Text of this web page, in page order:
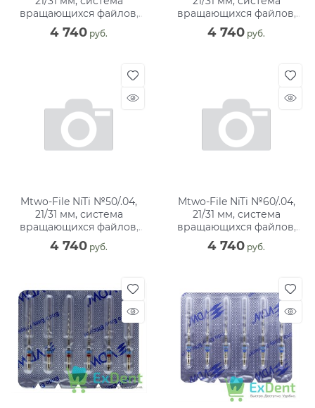
вращающихся файлов,
блистер (6 шт)
4 740 руб.
вращающихся файлов,
блистер (6 шт)
4 740 руб.
Mtwo-File NiTi №50/.04,
21/31 мм, система
вращающихся файлов,
блистер (6 шт)
4 740 руб.
Mtwo-File NiTi №60/.04,
21/31 мм, система
вращающихся файлов,
блистер (6 шт)
4 740 руб.